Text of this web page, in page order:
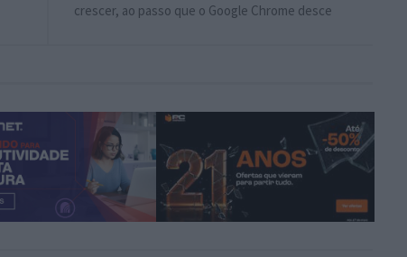
crescer, ao passo que o Google Chrome desce